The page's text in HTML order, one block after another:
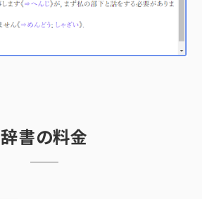
辞書の料金